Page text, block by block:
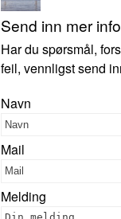
Send inn mer info
Har du spørsmål,
feil, vennligst send
Navn
Mail
Melding